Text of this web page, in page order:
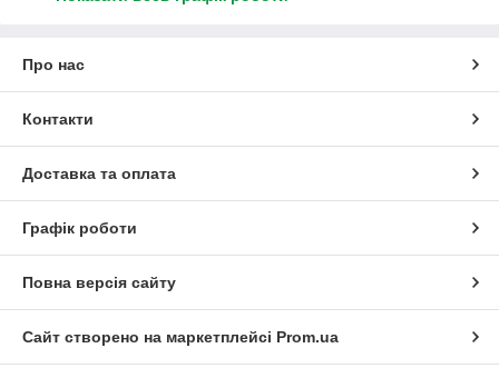
Про нас
Контакти
Доставка та оплата
Графік роботи
Повна версія сайту
Сайт створено на маркетплейсі Prom.ua